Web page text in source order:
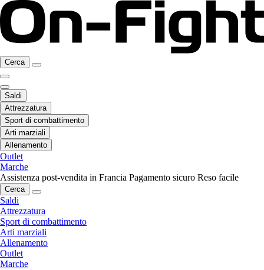
Cerca
Saldi
Attrezzatura
Sport di combattimento
Arti marziali
Allenamento
Outlet
Marche
Assistenza post-vendita in Francia Pagamento sicuro Reso facile
Cerca
Saldi
Attrezzatura
Sport di combattimento
Arti marziali
Allenamento
Outlet
Marche